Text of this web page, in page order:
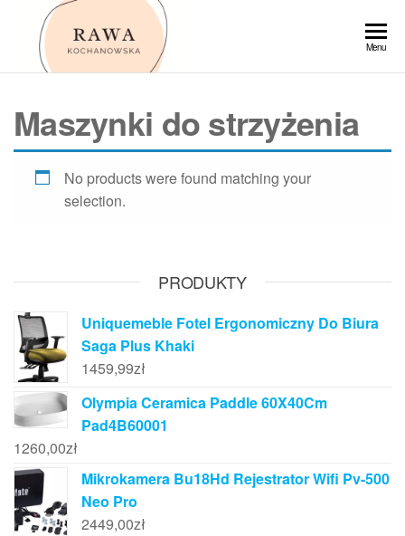
Przejdź
Menu
Maszynki do strzyżenia
No products were found matching your
selection.
PRODUKTY
Uniquemeble Fotel Ergonomiczny Do Biura
Saga Plus Khaki
1459,99zł
Olympia Ceramica Paddle 60X40Cm
Pad4B60001
1260,00zł
Mikrokamera Bu18Hd Rejestrator Wifi Pv-500
Neo Pro
2449,00zł